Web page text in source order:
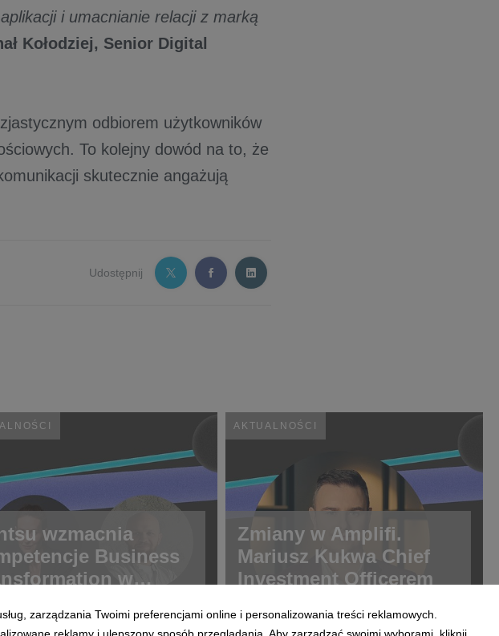
i umacnianie relacji z marką
Kołodziej, Senior Digital
odbiorem użytkowników
To kolejny dowód na to, że
skutecznie angażują
Udostępnij
wzmacnia
Business
w
AKTUALNOŚCI
Zmiany w Amplifi.
Mariusz Kukwa Chief
Investment Officerem
zarządzania Twoimi preferencjami online i personalizowania treści reklamowych.